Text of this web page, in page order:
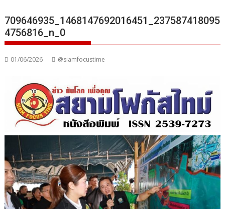
709646935_1468147692016451_237587418095
4756816_n_0
01/06/2026 @siamfocustime